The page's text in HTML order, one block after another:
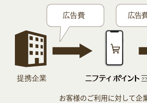
お客様のご利用に対して企